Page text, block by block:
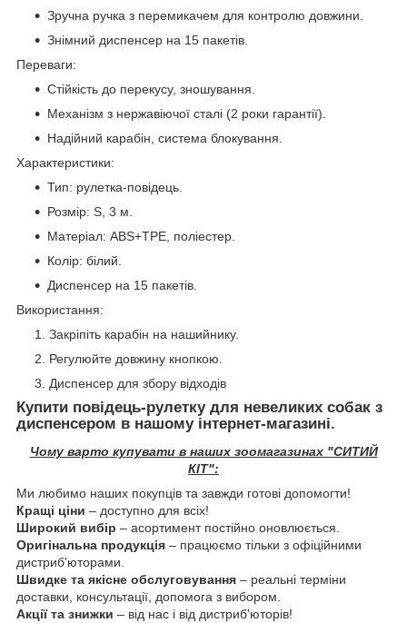
Зручна ручка з перемикачем для контролю довжини.
Знімний диспенсер на 15 пакетів.
Переваги:
Стійкість до перекусу, зношування.
Механізм з нержавіючої сталі (2 роки гарантії).
Надійний карабін, система блокування.
Характеристики:
Тип: рулетка-повідець.
Розмір: S, 3 м.
Матеріал: ABS+ТРЕ, поліестер.
Колір: білий.
Диспенсер на 15 пакетів.
Використання:
Закріпіть карабін на нашийнику.
Регулюйте довжину кнопкою.
Диспенсер для збору відходів
Купити повідець-рулетку для невеликих собак з
диспенсером в нашому інтернет-магазині.
Чому варто купувати в наших зоомагазинах "СИТИЙ
КІТ":
Ми любимо наших покупців та завжди готові допомогти!
Кращі ціни – доступно для всіх!
Широкий вибір – асортимент постійно оновлюється.
Оригінальна продукція – працюємо тільки з офіційними
дистриб'юторами.
Швидке та якісне обслуговування – реальні терміни
доставки, консультації, допомога з вибором.
Акції та знижки – від нас і від дистриб'юторів!